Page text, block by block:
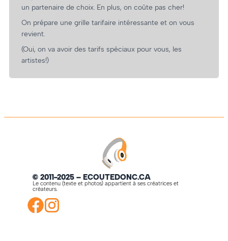
un partenaire de choix. En plus, on coûte pas cher!
On prépare une grille tarifaire intéressante et on vous
revient.
(Oui, on va avoir des tarifs spéciaux pour vous, les
artistes!)
© 2011-2025 – ECOUTEDONC.CA
Le contenu (texte et photos) appartient à ses créatrices et
créateurs.